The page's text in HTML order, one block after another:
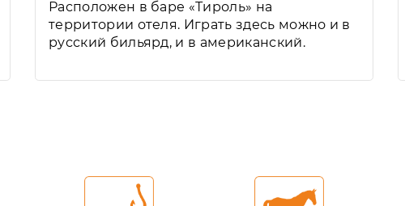
Расположен в баре «Тироль» на
территории отеля. Играть здесь можно и в
русский бильярд, и в американский.